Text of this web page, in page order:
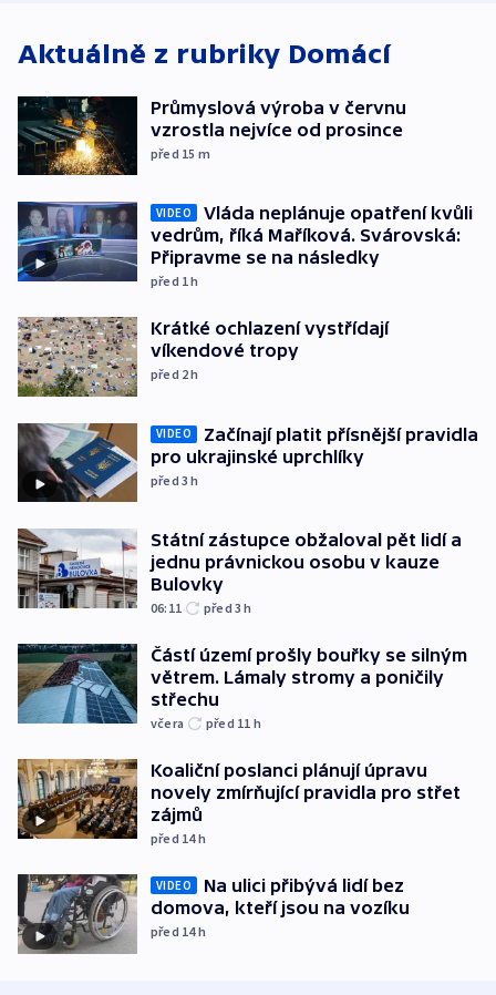
Aktuálně z rubriky Domácí
Průmyslová výroba v červnu
vzrostla nejvíce od prosince
před 15 m
VIDEO
Vláda neplánuje opatření kvůli
vedrům, říká Maříková. Svárovská:
Připravme se na následky
před 1h
Krátké ochlazení vystřídají
víkendové tropy
před 2h
VIDEO
Začínají platit přísnější pravidla
pro ukrajinské uprchlíky
před 3h
Státní zástupce obžaloval pět lidí a
jednu právnickou osobu v kauze
Bulovky
06:11 před 3h
Částí území prošly bouřky se silným
větrem. Lámaly stromy a poničily
střechu
včera před 11 h
Koaliční poslanci plánují úpravu
novely zmírňující pravidla pro střet
zájmů
před 14h
VIDEO
Na ulici přibývá lidí bez
domova, kteří jsou na vozíku
před 14h